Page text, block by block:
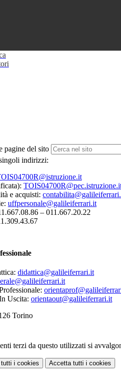
pagine del sito
indirizzi:
e acquisti:
uffpersonale@galileiferrari.it
– 011.667.20.22
didattica@galileiferrari.it
Uscita: orientaout@galileiferrari.it
Torino
terzi da questo utilizzati si
tutti i cookies Accetta tutti i cookies